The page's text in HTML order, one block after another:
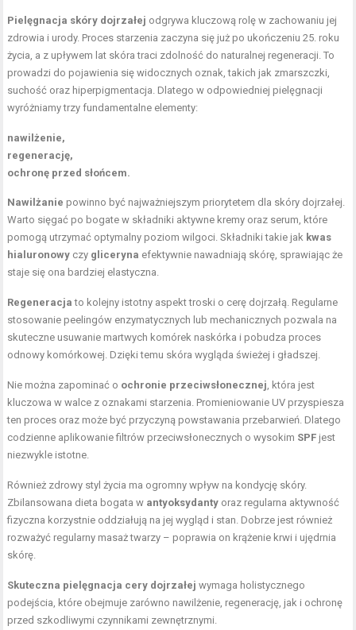
Pielęgnacja skóry dojrzałej odgrywa kluczową rolę w zachowaniu jej
zdrowia i urody. Proces starzenia zaczyna się już po ukończeniu 25. roku
życia, a z upływem lat skóra traci zdolność do naturalnej regeneracji. To
prowadzi do pojawienia się widocznych oznak, takich jak zmarszczki,
suchość oraz hiperpigmentacja. Dlatego w odpowiedniej pielęgnacji
wyróżniamy trzy fundamentalne elementy:
nawilżenie,
regenerację,
ochronę przed słońcem.
Nawilżanie powinno być najważniejszym priorytetem dla skóry dojrzałej.
Warto sięgać po bogate w składniki aktywne kremy oraz serum, które
pomogą utrzymać optymalny poziom wilgoci. Składniki takie jak kwas
hialuronowy czy gliceryna efektywnie nawadniają skórę, sprawiając że
staje się ona bardziej elastyczna.
Regeneracja to kolejny istotny aspekt troski o cerę dojrzałą. Regularne
stosowanie peelingów enzymatycznych lub mechanicznych pozwala na
skuteczne usuwanie martwych komórek naskórka i pobudza proces
odnowy komórkowej. Dzięki temu skóra wygląda świeżej i gładszej.
Nie można zapominać o ochronie przeciwsłonecznej, która jest
kluczowa w walce z oznakami starzenia. Promieniowanie UV przyspiesza
ten proces oraz może być przyczyną powstawania przebarwień. Dlatego
codzienne aplikowanie filtrów przeciwsłonecznych o wysokim SPF jest
niezwykle istotne.
Również zdrowy styl życia ma ogromny wpływ na kondycję skóry.
Zbilansowana dieta bogata w antyoksydanty oraz regularna aktywność
fizyczna korzystnie oddziałują na jej wygląd i stan. Dobrze jest również
rozważyć regularny masaż twarzy – poprawia on krążenie krwi i ujędrnia
skórę.
Skuteczna pielęgnacja cery dojrzałej wymaga holistycznego
podejścia, które obejmuje zarówno nawilżenie, regenerację, jak i ochronę
przed szkodliwymi czynnikami zewnętrznymi.